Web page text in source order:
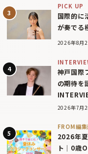
PICK UP
国際的に
が奏でる
2026年8月
神戸国際
の期待を
2026年7月
FROM編集
2026年
ト｜0歳